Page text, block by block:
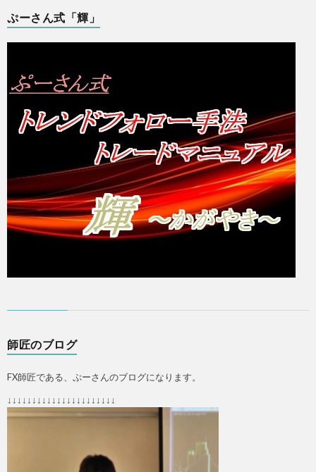
ぷーさん式「輝」
師匠のブログ
FX師匠である、ぷーさんのブログになります。
↓↓↓↓↓↓↓↓↓↓↓↓↓↓↓↓↓↓↓↓↓↓